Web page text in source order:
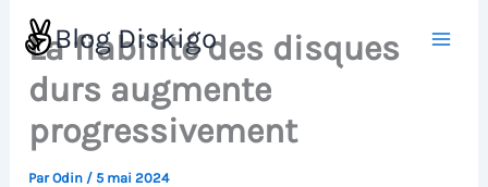
Aller
contenu
Blog Diskigo
La fiabilité des disques
durs augmente
progressivement
ParOdin / 5 mai 2024